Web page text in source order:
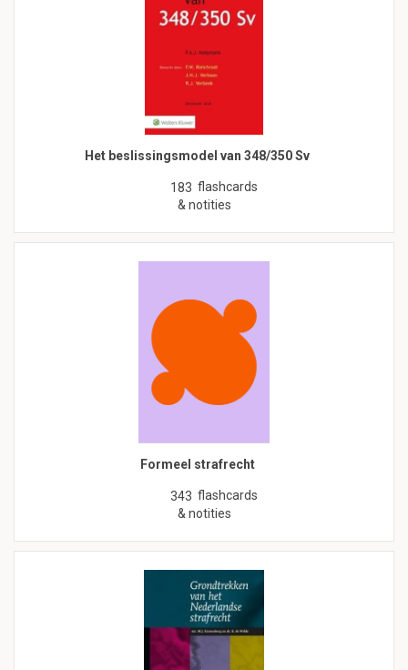
Het beslissingsmodel van 348/350 Sv
183 flashcards
& notities
Formeel strafrecht
343 flashcards
& notities